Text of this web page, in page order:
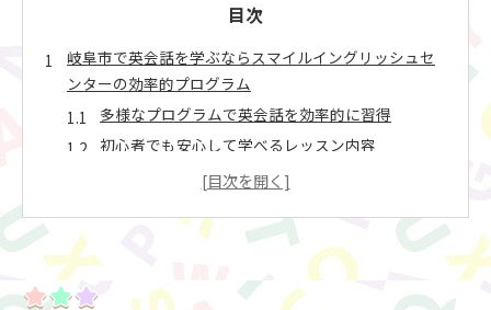
目次
岐阜市で英会話を学ぶならスマイルイングリッシュセ
ンターの効率的プログラム
多様なプログラムで英会話を効率的に習得
初心者でも安心して学べるレッスン内容
個別ニーズに応えるカスタマイズプラン
オンラインとオフラインのハイブリッド学習
プロフェッショナルな講師による指導
リーズナブルな料金で英会話を始める！スマイルイン